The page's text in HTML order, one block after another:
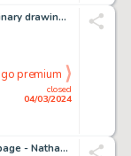
Dulieu, Jean - 1 Original preliminary drawing - Paulus de Boskabouter - Paulus met kikker. - 1979
closed
04/03/2024
go premium
Bonazzi, Germano - 3 Original page - Nathan Never #232 - "Poteri mentali" - 2010